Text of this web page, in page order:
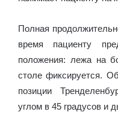
Полная
время пациенту
положения: лежа на
столе фиксируется.
позиции
углом в 45 градусов и